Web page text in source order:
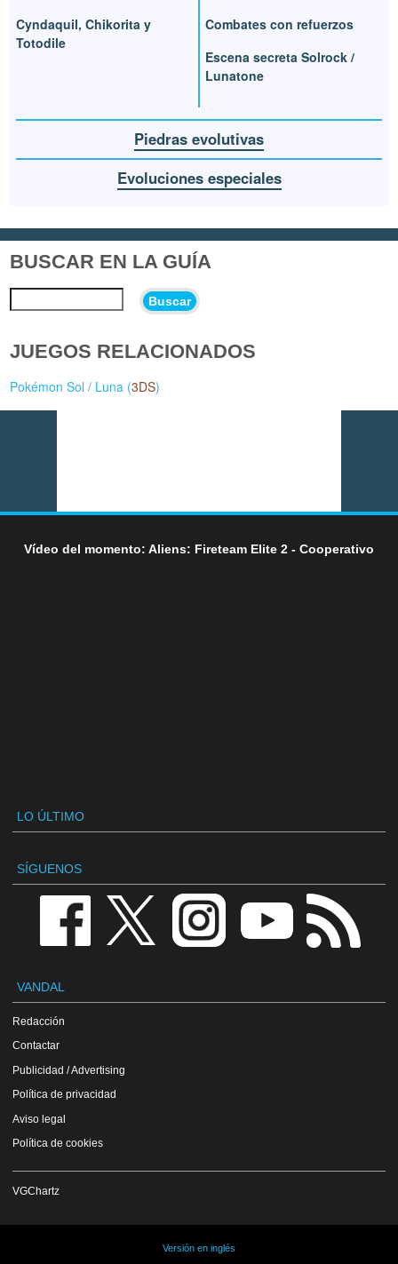
Cyndaquil, Chikorita y
Totodile
Combates con refuerzos
Escena secreta Solrock /
Lunatone
Piedras evolutivas
Evoluciones especiales
BUSCAR EN LA GUÍA
Buscar
JUEGOS RELACIONADOS
Pokémon Sol / Luna (3DS)
Vídeo del momento: Aliens: Fireteam Elite 2 - Cooperativo
LO ÚLTIMO
SÍGUENOS
VANDAL
Redacción
Contactar
Publicidad / Advertising
Política de privacidad
Aviso legal
Política de cookies
VGChartz
Versión en inglés